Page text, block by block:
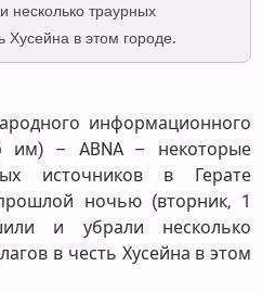
несколько траурных
Хусейна в этом городе.
информационного
им) – ABNA – некоторые
источников в Герате
ночью (вторник, 1
и убрали несколько
в честь Хусейна в этом